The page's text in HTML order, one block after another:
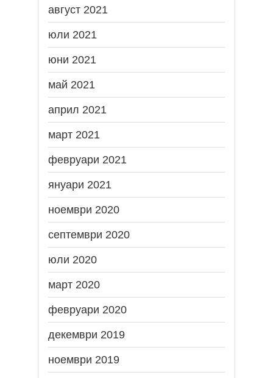
август 2021
юли 2021
юни 2021
май 2021
април 2021
март 2021
февруари 2021
януари 2021
ноември 2020
септември 2020
юли 2020
март 2020
февруари 2020
декември 2019
ноември 2019